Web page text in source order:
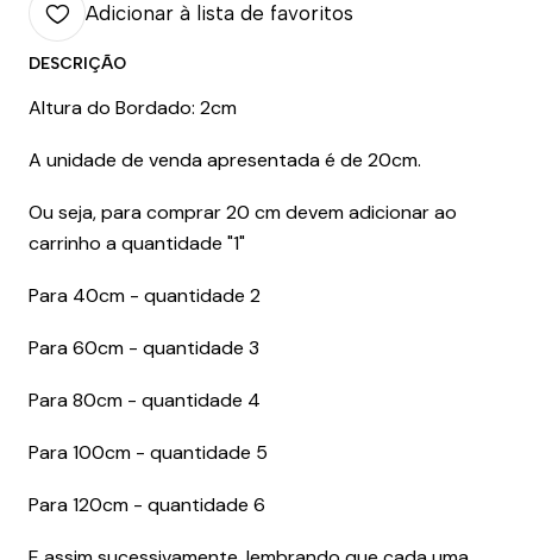
Adicionar à lista de favoritos
DESCRIÇÃO
Altura do Bordado: 2cm
A unidade de venda apresentada é de 20cm.
Ou seja, para comprar 20 cm devem adicionar ao
carrinho a quantidade "1"
Para 40cm - quantidade 2
Para 60cm - quantidade 3
Para 80cm - quantidade 4
Para 100cm - quantidade 5
Para 120cm - quantidade 6